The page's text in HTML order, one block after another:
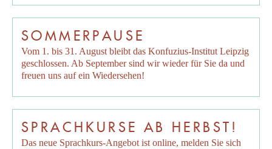
SOMMERPAUSE
Vom 1. bis 31. August bleibt das Konfuzius-Institut Leipzig
geschlossen. Ab September sind wir wieder für Sie da und
freuen uns auf ein Wiedersehen!
SPRACHKURSE AB HERBST!
Das neue Sprachkurs-Angebot ist online, melden Sie sich